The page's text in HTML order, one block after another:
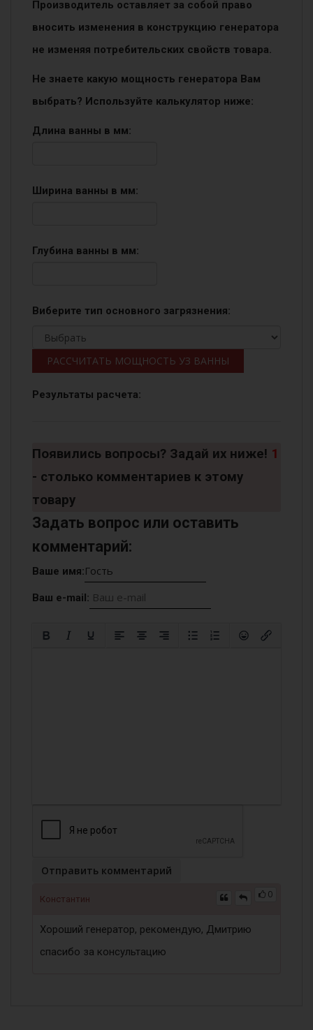
Производитель оставляет за собой право
вносить изменения в конструкцию генератора
не изменяя потребительских свойств товара.
Не знаете какую мощность генератора Вам
выбрать? Используйте калькулятор ниже:
Длина ванны в мм:
Ширина ванны в мм:
Глубина ванны в мм:
Виберите тип основного загрязнения:
РАССЧИТАТЬ МОЩНОСТЬ УЗ ВАННЫ
Результаты расчета:
Появились вопросы? Задай их ниже! 1
- столько комментариев к этому
товару
Задать вопрос или оставить
комментарий:
Ваше имя:
Ваш e-mail:
Отправить комментарий
0
Константин
Хороший генератор, рекомендую, Дмитрию
спасибо за консультацию